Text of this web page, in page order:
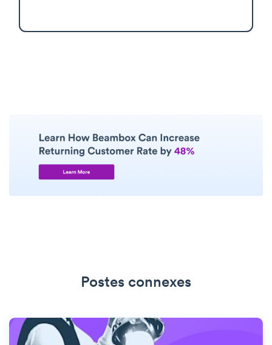
Postes connexes